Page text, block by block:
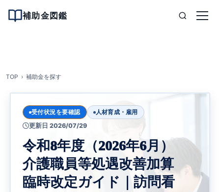
補助金図鑑
TOP 補助金を探す
受付状況を要確認
人材育成・雇用
更新日 2026/07/29
令和8年度（2026年6月）
介護職員等処遇改善加算
臨時改定ガイド｜訪問看